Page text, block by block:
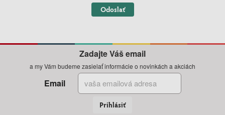
Odoslať
Zadajte Váš email
a my Vám budeme zasielať informácie o novinkách a akciách
Email
Prihlásiť